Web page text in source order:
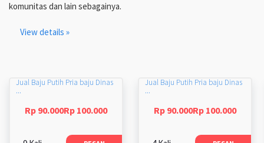
komunitas dan lain sebagainya.
View details »
Jual Baju Putih Pria baju Dinas
...
Rp 90.000Rp 100.000
Jual Baju Putih Pria baju Dinas
...
Rp 90.000Rp 100.000